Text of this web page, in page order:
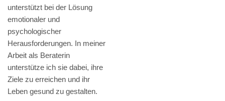
unterstützt bei der Lösung
emotionaler und
psychologischer
Herausforderungen. In meiner
Arbeit als Beraterin
unterstütze ich sie dabei, ihre
Ziele zu erreichen und ihr
Leben gesund zu gestalten.